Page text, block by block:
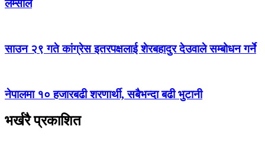
लम्साल
साउन २९ गते कांग्रेस इतरपक्षलाई शेरबहादुर देउवाले सम्बोधन गर्ने
नेपालमा १० हजारबढी शरणार्थी, सबैभन्दा बढी भुटानी
भर्खरै प्रकाशित